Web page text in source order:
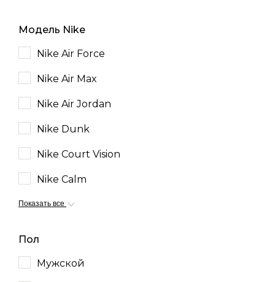
Модель Nike
Nike Air Force
Nike Air Max
Nike Air Jordan
Nike Dunk
Nike Court Vision
Nike Calm
Показать все
Пол
Мужской